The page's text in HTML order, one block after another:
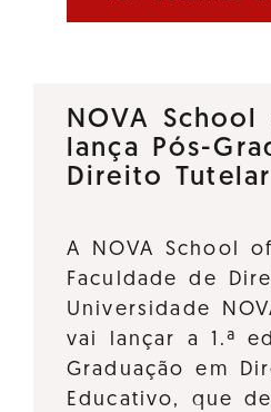
NOVA School
lança Pós-
Direito
A NOVA School
Faculdade de
Universidade
vai lançar a 1.ª
Graduação em
Educativo, que